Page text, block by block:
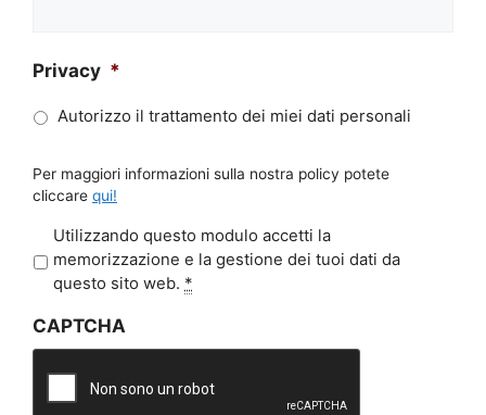
Privacy *
Autorizzo il trattamento dei miei dati personali
Per maggiori informazioni sulla nostra policy potete
cliccare qui!
r
a
c
*
Utilizzando questo modulo accetti la
memorizzazione e la gestione dei tuoi dati da
questo sito web. *
CAPTCHA